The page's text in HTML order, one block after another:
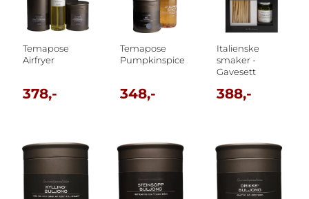
Temapose
Airfryer
378,-
Temapose
Pumpkinspice
348,-
Italienske
smaker -
Gavesett
388,-